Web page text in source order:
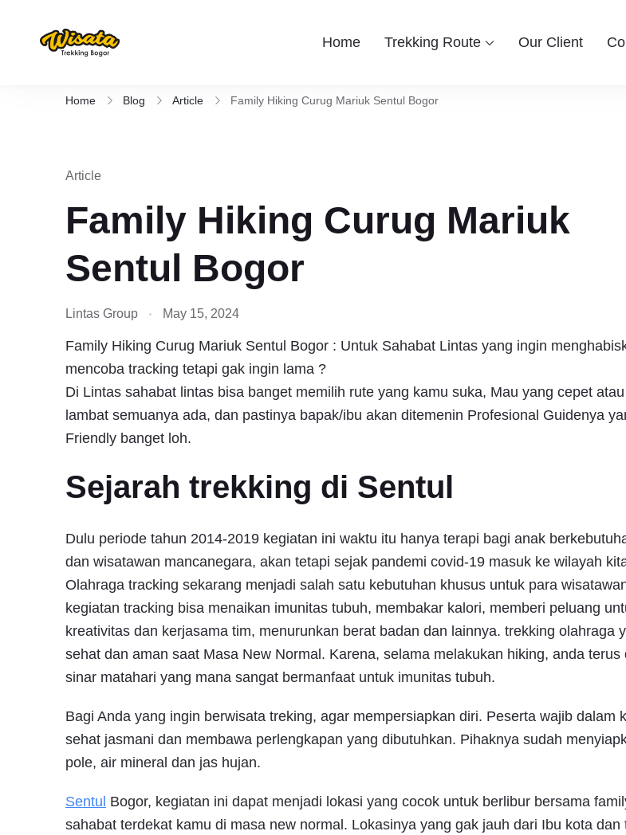
Aktivitas outdoor Bogor untuk anda yang ingin berwisata ke Bogor Sentul, Hiking dan
Home Trekking Route Our Client
Home Blog Article Family Hiking Curug Mariuk Sentul Bogor
Article
Family Hiking Curug Mariuk
Sentul Bogor
Lintas Group May 15, 2024
Family Hiking Curug Mariuk Sentul Bogor : Untuk Sahabat Lintas yang ingin
mencoba tracking tetapi gak ingin lama ?
Di Lintas sahabat lintas bisa banget memilih rute yang kamu suka, Mau yang cepet
lambat semuanya ada, dan pastinya bapak/ibu akan ditemenin Profesional Guidenya
Friendly banget loh.
Sejarah trekking di Sentul
Dulu periode tahun 2014-2019 kegiatan ini waktu itu hanya terapi bagi anak
dan wisatawan mancanegara, akan tetapi sejak pandemi covid-19 masuk ke wilayah
Olahraga tracking sekarang menjadi salah satu kebutuhan khusus untuk para
kegiatan tracking bisa menaikan imunitas tubuh, membakar kalori, memberi peluang
kreativitas dan kerjasama tim, menurunkan berat badan dan lainnya. trekking olahraga
sehat dan aman saat Masa New Normal. Karena, selama melakukan hiking, anda terus
sinar matahari yang mana sangat bermanfaat untuk imunitas tubuh.
Bagi Anda yang ingin berwisata treking, agar mempersiapkan diri. Peserta wajib dalam
sehat jasmani dan membawa perlengkapan yang dibutuhkan. Pihaknya sudah
pole, air mineral dan jas hujan.
Sentul Bogor, kegiatan ini dapat menjadi lokasi yang cocok untuk berlibur bersama
sahabat terdekat kamu di masa new normal. Lokasinya yang gak jauh dari Ibu kota dan